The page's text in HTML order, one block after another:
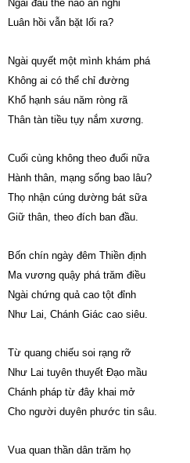
Ngài đâu thể nào an nghỉ
Luân hồi vẫn bặt lối ra?
Ngài quyết một mình khám phá
Không ai có thể chỉ đường
Khổ hạnh sáu năm ròng rã
Thân tàn tiều tụy nắm xương.
Cuối cùng không theo đuổi nữa
Hành thân, mạng sống bao lâu?
Thọ nhận cúng dường bát sữa
Giữ thân, theo đích ban đầu.
Bốn chín ngày đêm Thiền định
Ma vương quậy phá trăm điều
Ngài chứng quả cao tột đỉnh
Như Lai, Chánh Giác cao siêu.
Từ quang chiếu soi rạng rỡ
Như Lai tuyên thuyết Đạo mầu
Chánh pháp từ đây khai mở
Cho người duyên phước tin sâu.
Vua quan thần dân trăm họ